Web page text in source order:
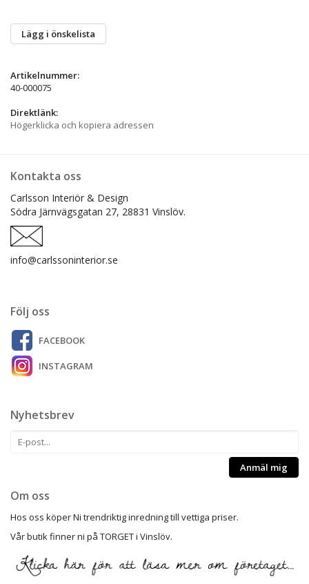
Lägg i önskelista
Artikelnummer:
40-000075
Direktlänk:
Högerklicka och kopiera adressen
Kontakta oss
Carlsson Interiör & Design
Södra Järnvägsgatan 27, 28831 Vinslöv.
info@carlssoninterior.se
Följ oss
FACEBOOK
INSTAGRAM
Nyhetsbrev
Anmäl mig
Om oss
Hos oss köper Ni trendriktig inredning till vettiga priser.
Vår butik finner ni på TORGET i Vinslöv.